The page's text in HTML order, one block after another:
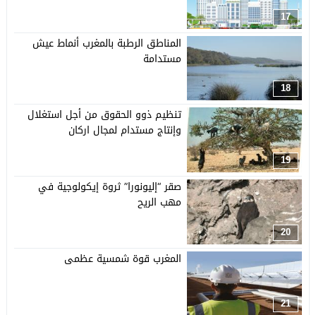
17
18
المناطق الرطبة بالمغرب أنماط عيش
مستدامة
19
تنظيم ذوو الحقوق من أجل استغلال
وإنتاج مستدام لمجال اركان
20
صقر “إليونورا” ثروة إيكولوجية في
مهب الريح
21
المغرب قوة شمسية عظمى